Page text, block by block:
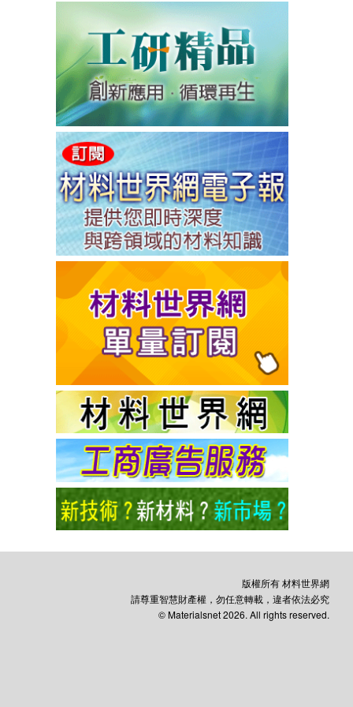
版權所有 材料世界網
請尊重智慧財產權，勿任意轉載，違者依法必究
© Materialsnet 2026. All rights reserved.